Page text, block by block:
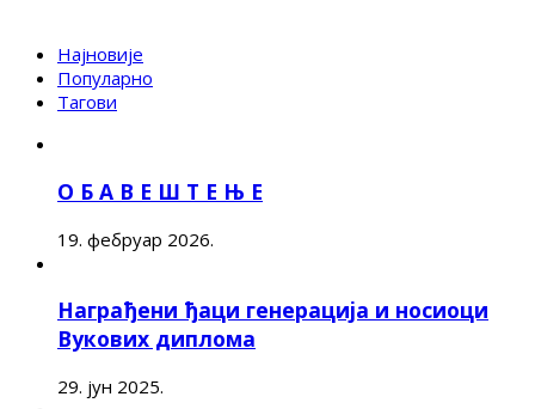
Најновије
Популарно
Тагови
О Б А В Е Ш Т Е Њ Е
19. фебруар 2026.
Награђени ђаци генерација и носиоци
Вукових диплома
29. јун 2025.